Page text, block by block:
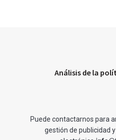
Análisis de la
Puede contactarnos para
gestión de publicidad